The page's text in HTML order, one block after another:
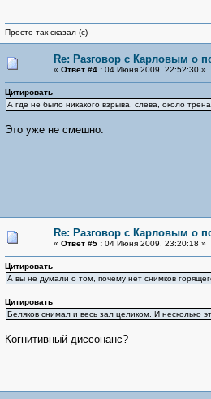
Просто так сказал (с)
Re: Разговор с Карловым о
« Ответ #4 : 04 Июня 2009, 22:52:30 »
Цитировать
А где не было никакого взрыва, слева, около
Это уже не смешно.
Re: Разговор с Карловым о
« Ответ #5 : 04 Июня 2009, 23:20:18 »
Цитировать
А вы не думали о том, почему нет снимков
Цитировать
Беляков снимал и весь зал целиком. И несколько
Когнитивный диссонанс?